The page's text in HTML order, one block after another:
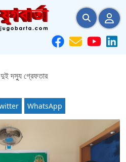
দুই দস্যু গ্রেফতার
WhatsApp